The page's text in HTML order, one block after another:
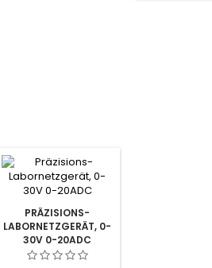
PRÄZISIONS-
LABORNETZGERÄT, 0-
30V 0-20ADC